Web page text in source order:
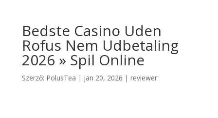
Bedste Casino Uden
Rofus Nem Udbetaling
2026 » Spil Online
Szerző: PolusTea | jan 20, 2026 | reviewer